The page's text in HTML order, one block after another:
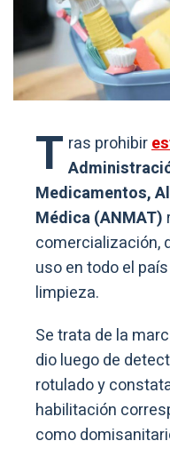
T ras prohibir
Medicamentos,
Médica (ANMAT)
comercialización,
uso en todo el
limpieza.
Se trata de la
dio luego de
rotulado y
habilitación
como